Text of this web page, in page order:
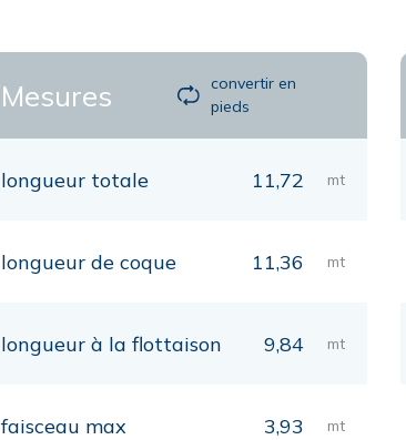
Mesures
convertir en
pieds
longueur totale 11,72 mt
longueur de coque 11,36 mt
longueur à la flottaison 9,84 mt
faisceau max 3,93 mt